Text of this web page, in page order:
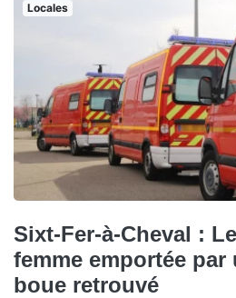
Locales
Sixt-Fer-à-Cheval :
femme emportée par
boue retrouvé